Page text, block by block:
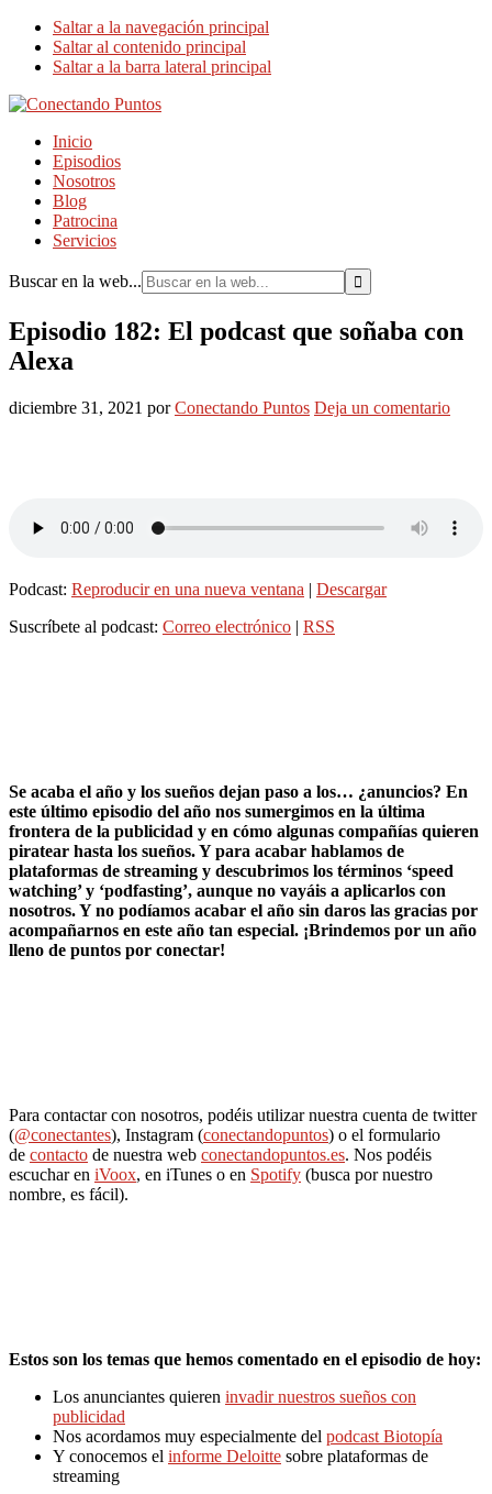
Saltar a la navegación principal
Saltar al contenido principal
Saltar a la barra lateral principal
Inicio
Episodios
Nosotros
Blog
Patrocina
Servicios
Buscar en la web...
Episodio 182: El podcast que soñaba con
Alexa
diciembre 31, 2021 porConectando Puntos Deja un comentario
Podcast: Reproducir en una nueva ventana | Descargar
Suscríbete al podcast: Correo electrónico | RSS
Se acaba el año y los sueños dejan paso a los… ¿anuncios? En
este último episodio del año nos sumergimos en la última
frontera de la publicidad y en cómo algunas compañías quieren
piratear hasta los sueños. Y para acabar hablamos de
plataformas de streaming y descubrimos los términos ‘speed
watching’ y ‘podfasting’, aunque no vayáis a aplicarlos con
nosotros. Y no podíamos acabar el año sin daros las gracias por
acompañarnos en este año tan especial. ¡Brindemos por un año
lleno de puntos por conectar!
Para contactar con nosotros, podéis utilizar nuestra cuenta de twitter
(@conectantes), Instagram (conectandopuntos) o el formulario
de contacto de nuestra web conectandopuntos.es. Nos podéis
escuchar en iVoox, en iTunes o en Spotify (busca por nuestro
nombre, es fácil).
Estos son los temas que hemos comentado en el episodio de hoy:
Los anunciantes quieren invadir nuestros sueños con
publicidad
Nos acordamos muy especialmente del podcast Biotopía
Y conocemos el informe Deloitte sobre plataformas de
streaming